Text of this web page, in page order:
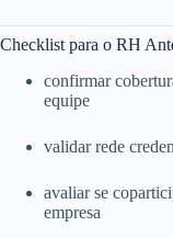
Checklist para o RH
confirmar
equipe
validar rede
avaliar se
empresa